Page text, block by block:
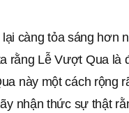
càng tỏa sáng hơn
rằng Lễ Vượt Qua là
này một cách rộng
nhận thức sự thật